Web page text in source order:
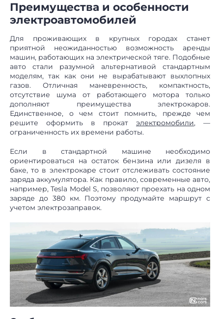
Преимущества и особенности
электроавтомобилей
Для проживающих в крупных городах станет
приятной неожиданностью возможность аренды
машин, работающих на электрической тяге. Подобные
авто стали разумной альтернативой стандартным
моделям, так как они не вырабатывают выхлопных
газов. Отличная маневренность, компактность,
отсутствие шума от работающего мотора только
дополняют преимущества электрокаров.
Единственное, о чем стоит помнить, прежде чем
решите оформить в прокат электромобили, —
ограниченность их времени работы.
Если в стандартной машине необходимо
ориентироваться на остаток бензина или дизеля в
баке, то в электрокаре стоит отслеживать состояние
заряда аккумулятора. Как правило, современные авто,
например, Tesla Model S, позволяют проехать на одном
заряде до 380 км. Поэтому продумайте маршрут с
учетом электрозаправок.